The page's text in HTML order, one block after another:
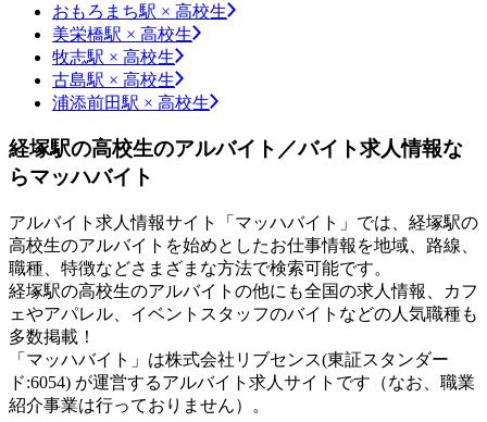
おもろまち駅 × 高校生
美栄橋駅 × 高校生
牧志駅 × 高校生
古島駅 × 高校生
浦添前田駅 × 高校生
経塚駅の高校生のアルバイト／バイト求人情報な
らマッハバイト
アルバイト求人情報サイト「マッハバイト」では、経塚駅の
高校生のアルバイトを始めとしたお仕事情報を地域、路線、
職種、特徴などさまざまな方法で検索可能です。
経塚駅の高校生のアルバイトの他にも全国の求人情報、カフ
ェやアパレル、イベントスタッフのバイトなどの人気職種も
多数掲載！
「マッハバイト」は株式会社リブセンス(東証スタンダー
ド:6054) が運営するアルバイト求人サイトです（なお、職業
紹介事業は行っておりません）。